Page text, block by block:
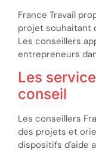
France Travail
projet souhaitant
Les conseillers
entrepreneurs
Les
conseil
Les conseillers
des projets et
dispositifs d'aide